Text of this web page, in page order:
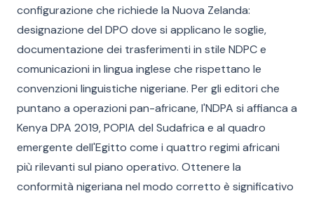
configurazione che richiede la Nuova Zelanda:
designazione del DPO dove si applicano le soglie,
documentazione dei trasferimenti in stile NDPC e
comunicazioni in lingua inglese che rispettano le
convenzioni linguistiche nigeriane. Per gli editori che
puntano a operazioni pan-africane, l'NDPA si affianca a
Kenya DPA 2019, POPIA del Sudafrica e al quadro
emergente dell'Egitto come i quattro regimi africani
più rilevanti sul piano operativo. Ottenere la
conformità nigeriana nel modo corretto è significativo